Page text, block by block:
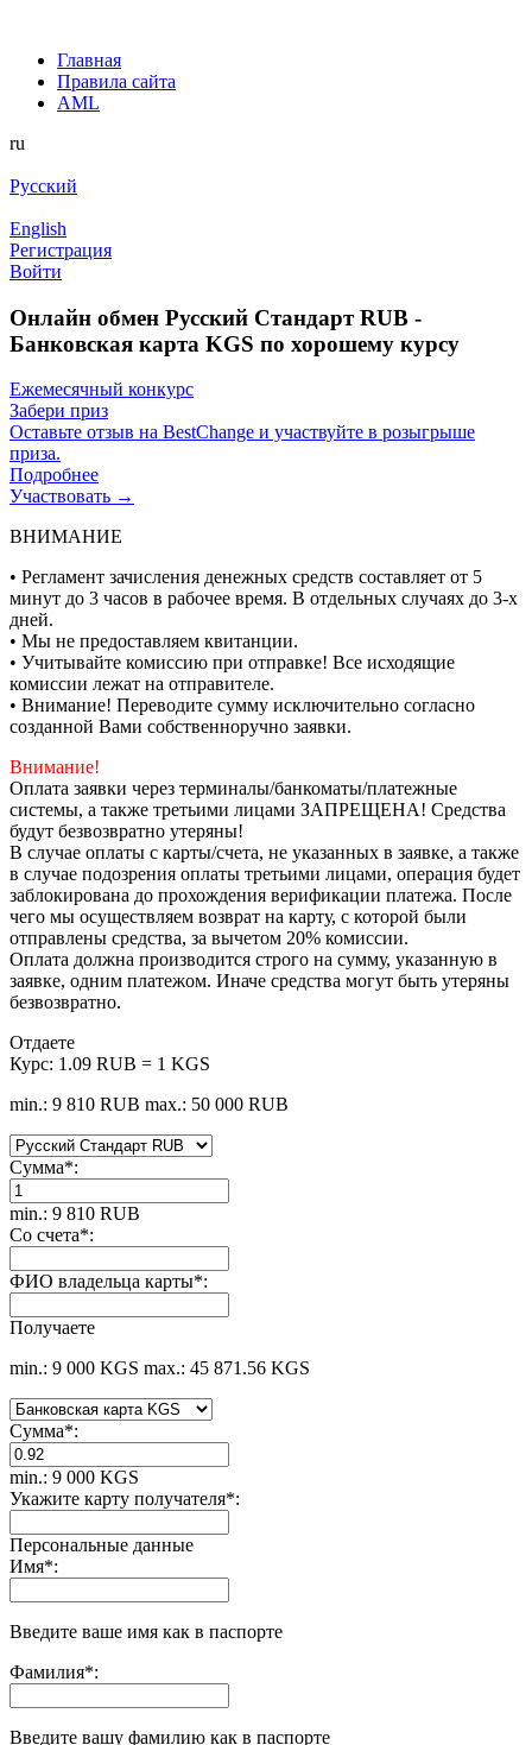
Главная
Правила сайта
AML
ru
Русский
English
Регистрация
Войти
Онлайн обмен Русский Стандарт RUB -
Банковская карта KGS по хорошему курсу
Ежемесячный конкурс
Забери приз
Оставьте отзыв на BestChange и участвуйте в розыгрыше
приза.
Подробнее
Участвовать →
ВНИМАНИЕ
• Регламент зачисления денежных средств составляет от 5
минут до 3 часов в рабочее время. В отдельных случаях до 3-х
дней.
• Мы не предоставляем квитанции.
• Учитывайте комиссию при отправке! Все исходящие
комиссии лежат на отправителе.
• Внимание! Переводите сумму исключительно согласно
созданной Вами собственноручно заявки.
Внимание!
Оплата заявки через терминалы/банкоматы/платежные
системы, а также третьими лицами ЗАПРЕЩЕНА! Средства
будут безвозвратно утеряны!
В случае оплаты с карты/счета, не указанных в заявке, а также
в случае подозрения оплаты третьими лицами, операция будет
заблокирована до прохождения верификации платежа. После
чего мы осуществляем возврат на карту, с которой были
отправлены средства, за вычетом 20% комиссии.
Оплата должна производится строго на сумму, указанную в
заявке, одним платежом. Иначе средства могут быть утеряны
безвозвратно.
Отдаете
Курс: 1.09 RUB = 1 KGS
min.: 9 810 RUB max.: 50 000 RUB
Сумма*:
min.: 9 810 RUB
Со счета*:
ФИО владельца карты*:
Получаете
min.: 9 000 KGS max.: 45 871.56 KGS
Сумма*:
min.: 9 000 KGS
Укажите карту получателя*:
Персональные данные
Имя*:
Введите ваше имя как в паспорте
Фамилия*:
Введите вашу фамилию как в паспорте